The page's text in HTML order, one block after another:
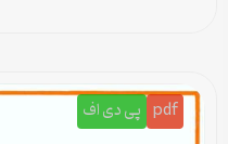
pdf پی دی اف